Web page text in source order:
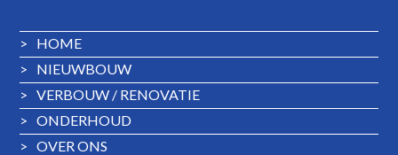
>
HOME
>
NIEUWBOUW
> VERBOUW / RENOVATIE
> ONDERHOUD
> OVER ONS